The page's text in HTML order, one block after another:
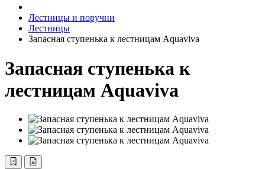
Лестницы и поручни
Лестницы
Запасная ступенька к лестницам Aquaviva
Запасная ступенька к
лестницам Aquaviva